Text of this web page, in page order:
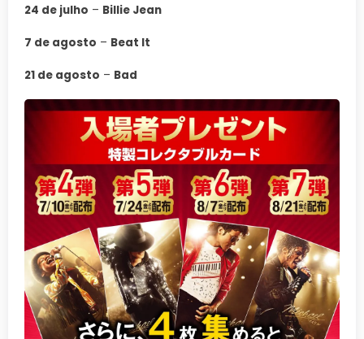
24 de julho – Billie Jean
7 de agosto – Beat It
21 de agosto – Bad